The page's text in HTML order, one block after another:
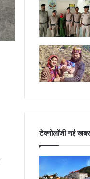
टेक्नोलॉजी नई खबर